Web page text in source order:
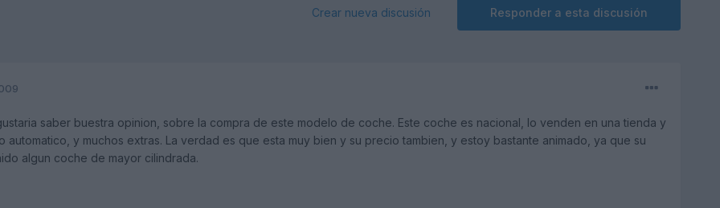
Responder a esta discusión
Crear nueva discusión
saber buestra opinion, sobre la compra de este modelo de coche. Este coche es nacional, lo venden en una tienda y
automatico, y muchos extras. La verdad es que esta muy bien y su precio tambien, y estoy bastante animado, ya que su
algun coche de mayor cilindrada.